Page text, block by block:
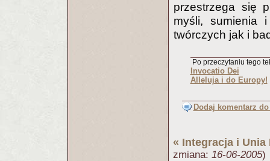
przestrzega się
myśli, sumienia
twórczych jak i
Po przeczytaniu tego
Invocatio Dei
Alleluja i do Europy!
Dodaj komentarz
« Integracja i Unia
zmiana: 16-06-2005)